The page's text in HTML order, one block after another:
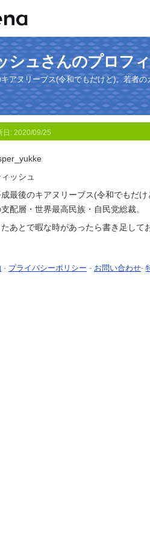
シュさんのプロフ
アヌリーブス(令和でもだけど)。若者
日: 2020/09/25
ッシュ
最後のキアヌリーブス(令和でもだ
配層・世界最高民族・自民党総裁。
たあとで暇な時があったら書き足して
- プライバシーポリシー - お問い合わせ-